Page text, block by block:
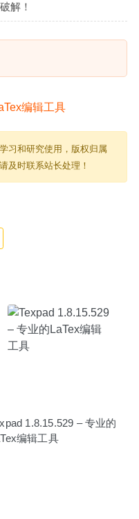
解！
习和研究使用，版权归属
及时联系站长处理！
1.8.15.529 – 专业的
编辑工具